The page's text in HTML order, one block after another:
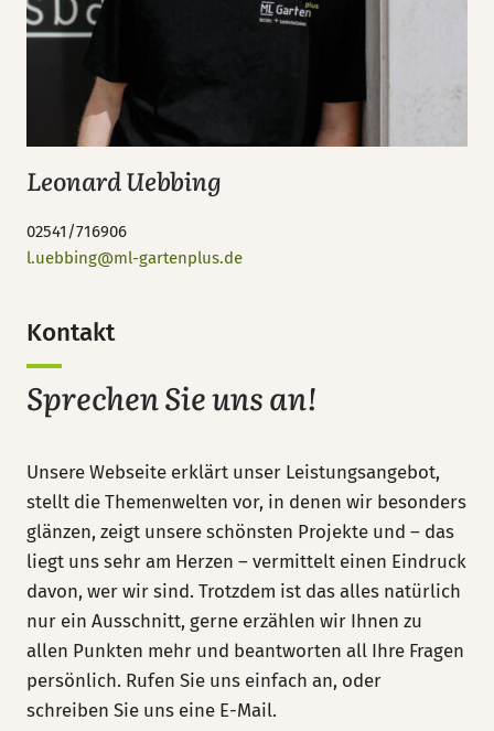
Leonard Uebbing
02541/716906
l.uebbing@ml-gartenplus.de
Kontakt
Sprechen Sie uns an!
Unsere Webseite erklärt unser Leistungsangebot,
stellt die Themenwelten vor, in denen wir besonders
glänzen, zeigt unsere schönsten Projekte und – das
liegt uns sehr am Herzen – vermittelt einen Eindruck
davon, wer wir sind. Trotzdem ist das alles natürlich
nur ein Ausschnitt, gerne erzählen wir Ihnen zu
allen Punkten mehr und beantworten all Ihre Fragen
persönlich. Rufen Sie uns einfach an, oder
schreiben Sie uns eine E-Mail.